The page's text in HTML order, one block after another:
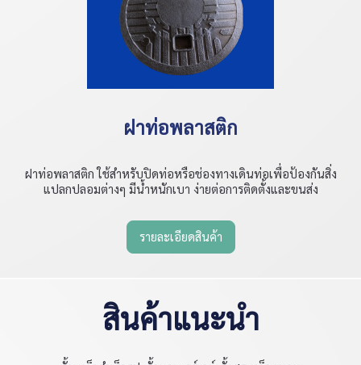
ฝาท่อพลาสติก
ฝาท่อพลาสติก ใช้สำหรับปิดท่อหรือช่องทางเดินท่อเพื่อป้องกันสิ่ง
แปลกปลอมต่างๆ มีน้ำหนักเบา ง่ายต่อการติดตั้งและขนส่ง
รายละเอียดสินค้า
สินค้าแนะนำ